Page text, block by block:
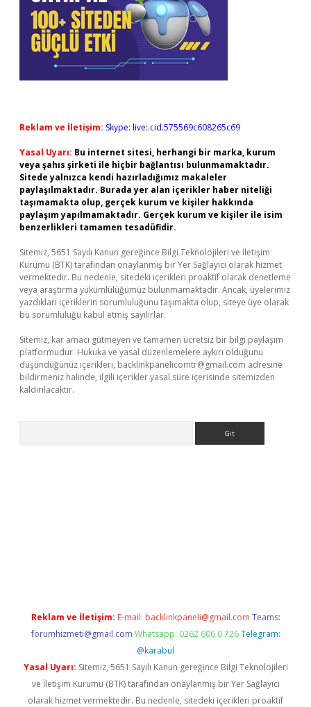
Reklam ve İletişim: Skype: live:.cid.575569c608265c69
Yasal Uyarı: Bu internet sitesi, herhangi bir marka, kurum
veya şahıs şirketi ile hiçbir bağlantısı bulunmamaktadır.
Sitede yalnızca kendi hazırladığımız makaleler
paylaşılmaktadır. Burada yer alan içerikler haber niteliği
taşımamakta olup, gerçek kurum ve kişiler hakkında
paylaşım yapılmamaktadır. Gerçek kurum ve kişiler ile isim
benzerlikleri tamamen tesadüfidir.
Sitemiz, 5651 Sayılı Kanun gereğince Bilgi Teknolojileri ve İletişim
Kurumu (BTK) tarafından onaylanmış bir Yer Sağlayıcı olarak hizmet
vermektedir. Bu nedenle, sitedeki içerikleri proaktif olarak denetleme
veya araştırma yükümlülüğümüz bulunmamaktadır. Ancak, üyelerimiz
yazdıkları içeriklerin sorumluluğunu taşımakta olup, siteye üye olarak
bu sorumluluğu kabul etmiş sayılırlar.
Sitemiz, kar amacı gütmeyen ve tamamen ücretsiz bir bilgi paylaşım
platformudur. Hukuka ve yasal düzenlemelere aykırı olduğunu
düşündüğünüz içerikleri, backlinkpanelicomtr@gmail.com adresine
bildirmeniz halinde, ilgili içerikler yasal süre içerisinde sitemizden
kaldırılacaktır.
Reklam ve İletişim: E-mail: backlinkpaneli@gmail.com Teams:
forumhizmeti@gmail.com Whatsapp: 0262 606 0 726 Telegram:
@karabul
Yasal Uyarı: Sitemiz, 5651 Sayılı Kanun gereğince Bilgi Teknolojileri
ve İletişim Kurumu (BTK) tarafından onaylanmış bir Yer Sağlayıcı
olarak hizmet vermektedir. Bu nedenle, sitedeki içerikleri proaktif